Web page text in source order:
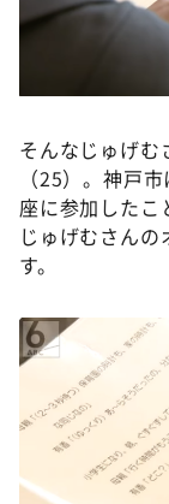
そんなじゅげむ
（25）。神戸
座に参加したこ
じゅげむさん
す。